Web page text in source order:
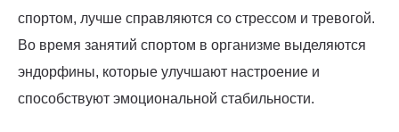
спортом, лучше справляются со стрессом и тревогой.
Во время занятий спортом в организме выделяются
эндорфины, которые улучшают настроение и
способствуют эмоциональной стабильности.